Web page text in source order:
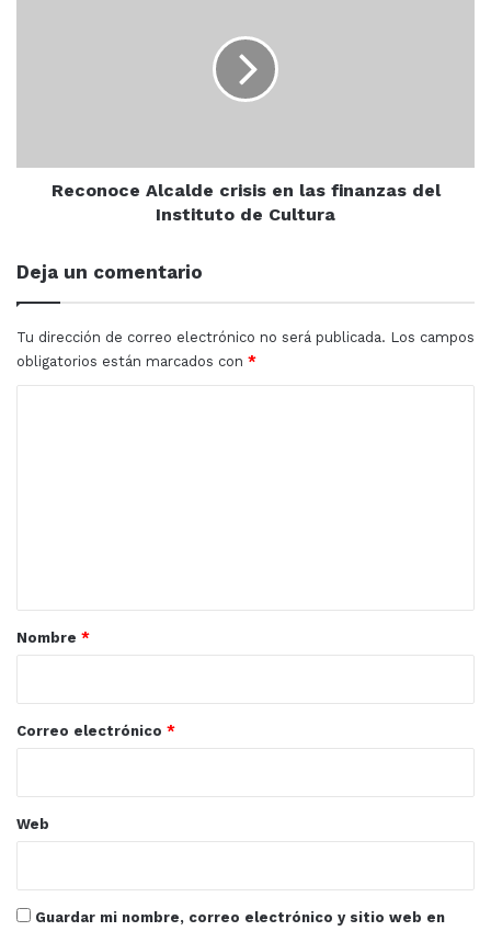
de
CulturaReconoce Alcalde crisis en las finanzas del
Instituto de Cultura
Deja un comentario
Tu dirección de correo electrónico no será publicada. Los campos
obligatorios están marcados con *
r
*
Nombre *
Correo electrónico *
Web
Guardar mi nombre, correo electrónico y sitio web en